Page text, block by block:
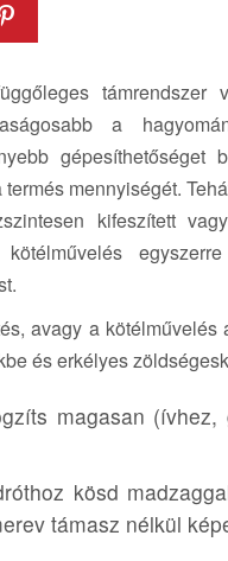
támrendszer
a
mennyiségét.
kifeszített
avagy a
és erkélyes
magasan
kösd
támasz nélkül